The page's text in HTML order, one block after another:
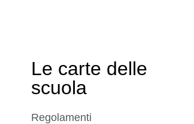
Le carte delle
scuola
Regolamenti